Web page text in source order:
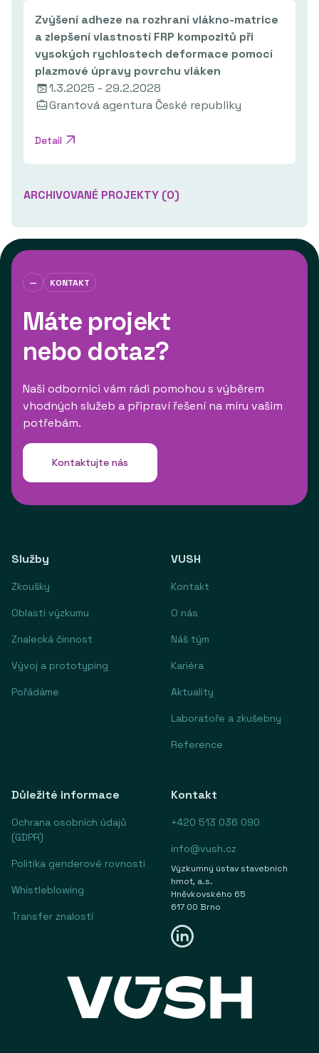
Zvýšení adheze na rozhraní vlákno-matrice
a zlepšení vlastností FRP kompozitů při
vysokých rychlostech deformace pomocí
plazmové úpravy povrchu vláken
1.3.2025 - 29.2.2028
Grantová agentura České republiky
Detail
ARCHIVOVANÉ PROJEKTY (0)
oblasti.
— KONTAKT
Máte projekt
nebo dotaz?
Naši odborníci vám rádi pomohou s výběrem
vhodných služeb a připraví řešení na míru vašim
potřebám.
Kontaktujte nás
Služby
Zkoušky
Oblasti výzkumu
Znalecká činnost
Vývoj a prototyping
Pořádáme
VUSH
Kontakt
O nás
Náš tým
Kariéra
Aktuality
Laboratoře a zkušebny
Reference
Důležité informace
Ochrana osobních údajů
(GDPR)
Politika genderové rovnosti
Whistleblowing
Transfer znalostí
Kontakt
+420 513 036 090
info@vush.cz
Výzkumný ústav stavebních
hmot, a.s.
Hněvkovského 65
617 00 Brno